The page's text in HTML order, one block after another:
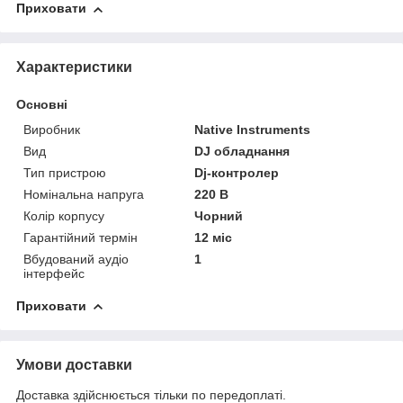
Приховати
Характеристики
Основні
Виробник
Native Instruments
Вид
DJ обладнання
Тип пристрою
Dj-контролер
Номінальна напруга
220 В
Колір корпусу
Чорний
Гарантійний термін
12 міс
Вбудований аудіо
інтерфейс
1
Приховати
Умови доставки
Доставка здійснюється тільки по передоплаті.